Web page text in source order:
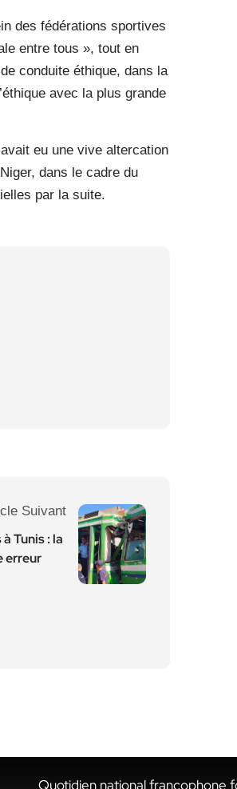
des fédérations sportives
entre tous », tout en
conduite éthique, dans la
avec la plus grande
eu une vive altercation
dans le cadre du
par la suite.
Suivant
Tunis : la
erreur
Quotidien national francophone